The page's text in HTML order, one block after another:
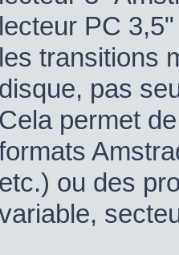
lecteur PC
les transitions
disque, pas
Cela permet
etc.) ou des